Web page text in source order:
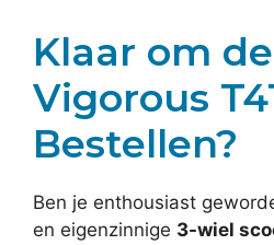
Klaar om
Vigorous
Bestellen?
Ben je enthousiast
en eigenzinnige 3-wiel